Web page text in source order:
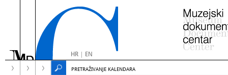
HR| EN
PRETRAŽIVANJE KALENDARA